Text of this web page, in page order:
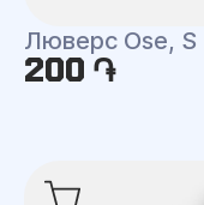
Люверс Ose, S
200 ֏